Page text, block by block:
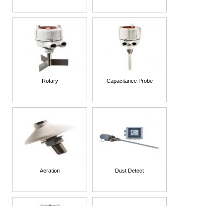
Rotary Capacitance Probe
Aeration Dust Detect